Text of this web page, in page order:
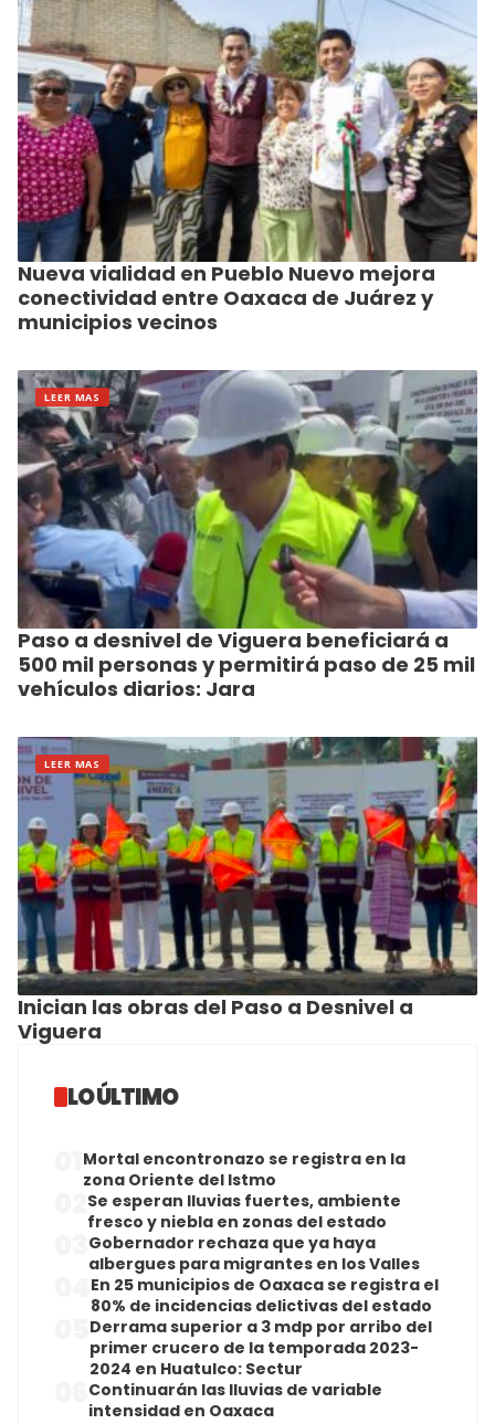
Nueva vialidad en Pueblo Nuevo mejora
conectividad entre Oaxaca de Juárez y
municipios vecinos
LEER MAS
Paso a desnivel de Viguera beneficiará a
500 mil personas y permitirá paso de 25 mil
vehículos diarios: Jara
LEER MAS
Inician las obras del Paso a Desnivel a
Viguera
LO ÚLTIMO
Mortal encontronazo se registra en la
zona Oriente del Istmo
Se esperan lluvias fuertes, ambiente
fresco y niebla en zonas del estado
Gobernador rechaza que ya haya
albergues para migrantes en los Valles
En 25 municipios de Oaxaca se registra el
80% de incidencias delictivas del estado
Derrama superior a 3 mdp por arribo del
primer crucero de la temporada 2023-
2024 en Huatulco: Sectur
Continuarán las lluvias de variable
intensidad en Oaxaca